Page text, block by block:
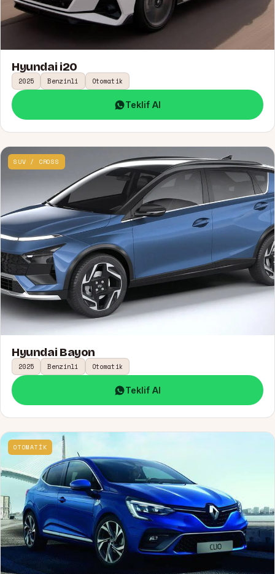
Hyundai i20
2025 Benzinli Otomatik
Teklif Al
SUV / CROSS
Hyundai Bayon
2025 Benzinli Otomatik
Teklif Al
OTOMATİK